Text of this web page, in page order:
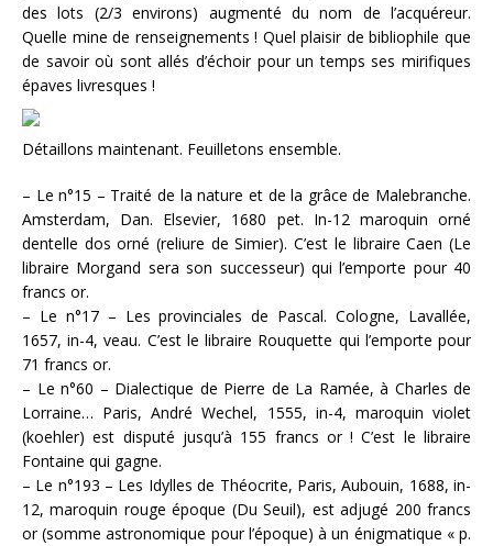
des lots (2/3 environs) augmenté du nom de l’acquéreur.
Quelle mine de renseignements ! Quel plaisir de bibliophile que
de savoir où sont allés d’échoir pour un temps ses mirifiques
épaves livresques !
Détaillons maintenant. Feuilletons ensemble.
– Le n°15 – Traité de la nature et de la grâce de Malebranche.
Amsterdam, Dan. Elsevier, 1680 pet. In-12 maroquin orné
dentelle dos orné (reliure de Simier). C’est le libraire Caen (Le
libraire Morgand sera son successeur) qui l’emporte pour 40
francs or.
– Le n°17 – Les provinciales de Pascal. Cologne, Lavallée,
1657, in-4, veau. C’est le libraire Rouquette qui l’emporte pour
71 francs or.
– Le n°60 – Dialectique de Pierre de La Ramée, à Charles de
Lorraine… Paris, André Wechel, 1555, in-4, maroquin violet
(koehler) est disputé jusqu’à 155 francs or ! C’est le libraire
Fontaine qui gagne.
– Le n°193 – Les Idylles de Théocrite, Paris, Aubouin, 1688, in-
12, maroquin rouge époque (Du Seuil), est adjugé 200 francs
or (somme astronomique pour l’époque) à un énigmatique « p.